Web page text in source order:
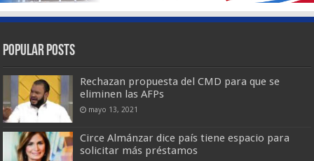
Popular Posts
Rechazan propuesta del CMD para que se
eliminen las AFPs
mayo 13, 2021
Circe Almánzar dice país tiene espacio para
solicitar más préstamos